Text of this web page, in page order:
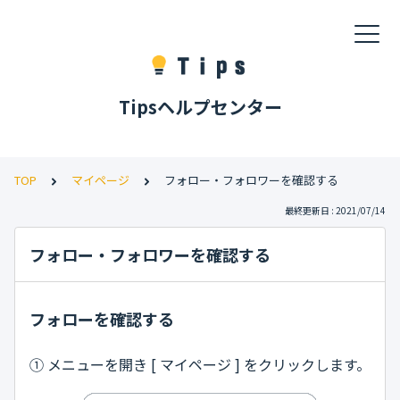
Tipsヘルプセンター
TOP マイページ フォロー・フォロワーを確認する
最終更新日 : 2021/07/14
フォロー・フォロワーを確認する
フォローを確認する
① メニューを開き [ マイページ ] をクリックします。